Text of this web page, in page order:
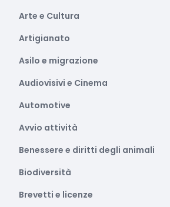
Arte e Cultura
Artigianato
Asilo e migrazione
Audiovisivi e Cinema
Automotive
Avvio attività
Benessere e diritti degli animali
Biodiversità
Brevetti e licenze